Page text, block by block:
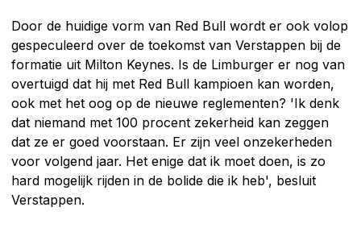
Door de huidige vorm van Red Bull wordt er ook volop
gespeculeerd over de toekomst van Verstappen bij de
formatie uit Milton Keynes. Is de Limburger er nog van
overtuigd dat hij met Red Bull kampioen kan worden,
ook met het oog op de nieuwe reglementen? 'Ik denk
dat niemand met 100 procent zekerheid kan zeggen
dat ze er goed voorstaan. Er zijn veel onzekerheden
voor volgend jaar. Het enige dat ik moet doen, is zo
hard mogelijk rijden in de bolide die ik heb', besluit
Verstappen.